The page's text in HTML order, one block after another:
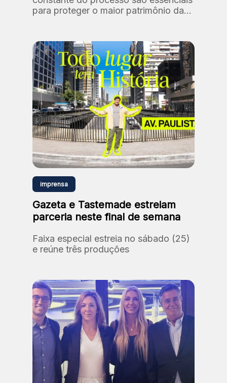
para proteger o maior patrimônio da
imprensa
Gazeta e Tastemade estreiam
parceria neste final de semana
Faixa especial estreia no sábado (25)
e reúne três produções